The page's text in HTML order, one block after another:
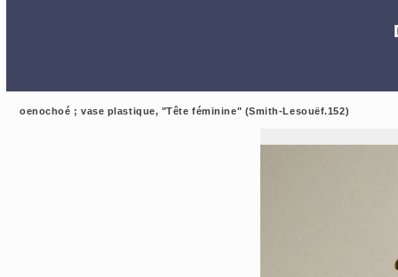
oenochoé ; vase plastique, "Tête féminine" (Smith-Lesouëf.152)